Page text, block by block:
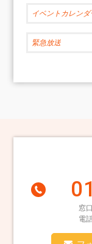
イベントカレンダ
緊急放送
窓
電